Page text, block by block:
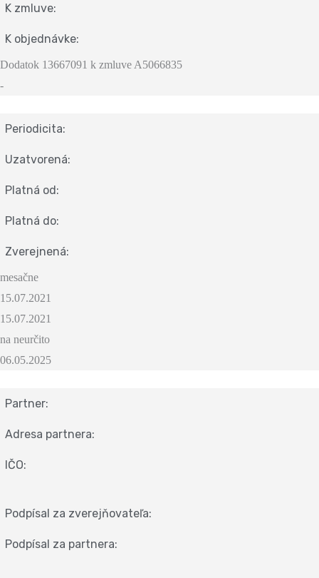
K zmluve:
K objednávke:
Dodatok 13667091 k zmluve A5066835
-
Periodicita:
Uzatvorená:
Platná od:
Platná do:
Zverejnená:
mesačne
15.07.2021
15.07.2021
na neurčito
06.05.2025
Partner:
Adresa partnera:
IČO:
Podpísal za zverejňovateľa:
Podpísal za partnera: